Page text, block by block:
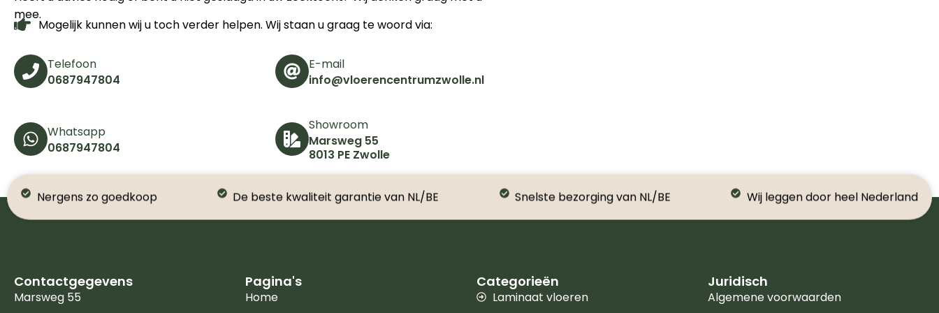
mee.
Mogelijk kunnen wij u toch verder helpen. Wij staan u graag te woord via:
Telefoon
0687947804
E-mail
info@vloerencentrumzwolle.nl
Whatsapp
0687947804
Showroom
Marsweg 55
8013 PE Zwolle
Nergens zo goedkoop De beste kwaliteit garantie van NL/BE Snelste bezorging van NL/BE Wij leggen door heel Nederland
Contactgegevens
Marsweg 55
Pagina's
Home
Categorieën
Laminaat vloeren
Juridisch
Algemene voorwaarden